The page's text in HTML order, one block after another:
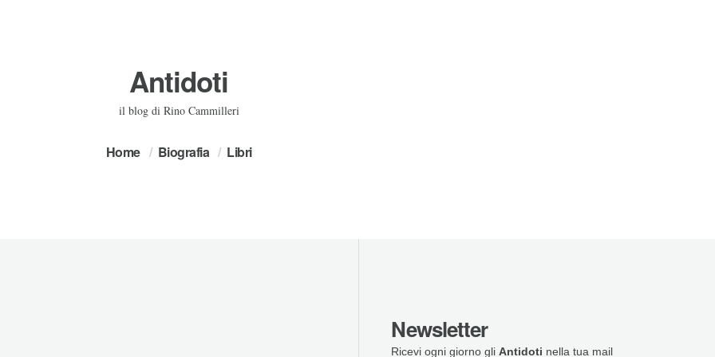
Antidoti
il blog di Rino Cammilleri
Home Biografia Libri
Newsletter
Ricevi ogni giorno gli Antidoti nella tua mail